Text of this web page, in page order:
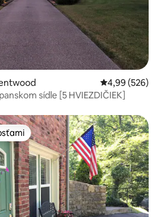
Priemerné
4,99 (526)
sídle [5 HVIEZDIČIEK]
hosťami